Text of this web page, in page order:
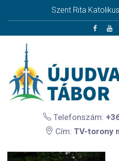
Szent Rita
Telefonszám:
Cím: TV-torony